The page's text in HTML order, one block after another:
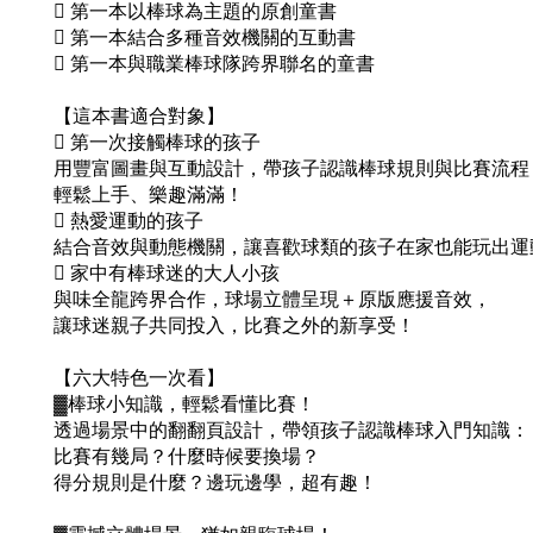
 第一本以棒球為主題的原創童書
 第一本結合多種音效機關的互動書
 第一本與職業棒球隊跨界聯名的童書
【這本書適合對象】
 第一次接觸棒球的孩子
用豐富圖畫與互動設計，帶孩子認識棒球規則與比賽流程
輕鬆上手、樂趣滿滿！
 熱愛運動的孩子
結合音效與動態機關，讓喜歡球類的孩子在家也能玩出運
 家中有棒球迷的大人小孩
與味全龍跨界合作，球場立體呈現＋原版應援音效，
讓球迷親子共同投入，比賽之外的新享受！
【六大特色一次看】
▓棒球小知識，輕鬆看懂比賽！
透過場景中的翻翻頁設計，帶領孩子認識棒球入門知識：
比賽有幾局？什麼時候要換場？
得分規則是什麼？邊玩邊學，超有趣！